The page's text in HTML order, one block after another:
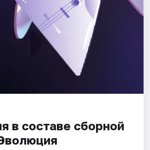
в составе сборной